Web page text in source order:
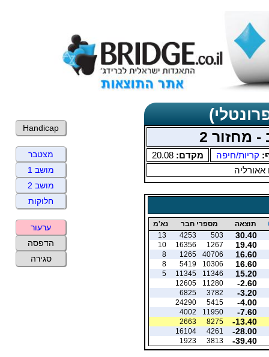
מחזור 2
קריות/חיפה מקדם: 20.08
אאורליה
תוצאה מספרי חבר נא'מ
30.40
503
4253
13
19.40
1267
16356
10
16.60
40706
1265
8
16.60
10306
5419
8
15.20
11346
11345
5
-2.60
11280
12605
-3.20
3782
6825
-4.00
5415
24290
-7.60
11950
4002
-13.40
8275
2663
-28.00
4261
16104
-39.40
3813
1923
Handicap
מצטבר
מושב 1
מושב 2
חלוקות
ערעור
הדפסה
סגירה